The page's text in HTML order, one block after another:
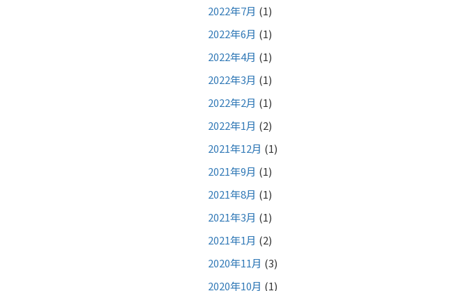
2022年7月 (1)
2022年6月 (1)
2022年4月 (1)
2022年3月 (1)
2022年2月 (1)
2022年1月 (2)
2021年12月 (1)
2021年9月 (1)
2021年8月 (1)
2021年3月 (1)
2021年1月 (2)
2020年11月 (3)
2020年10月 (1)